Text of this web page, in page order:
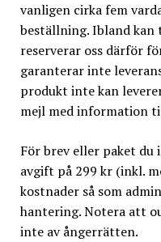
vanligen cirka fem
beställning. Ibland
reserverar oss därför
garanterar inte
produkt inte kan
mejl med information
För brev eller paket
avgift på 299 kr (inkl.
kostnader så som
hantering. Notera att
inte av ångerrätten.